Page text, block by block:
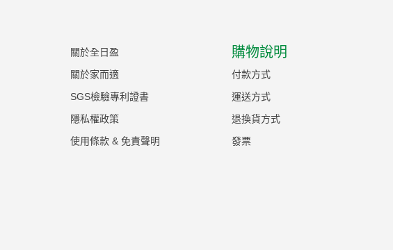
關於全日盈
關於家而適
SGS檢驗專利證書
隱私權政策
使用條款 & 免責聲明
購物說明
付款方式
運送方式
退換貨方式
發票